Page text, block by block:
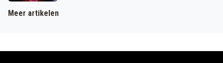
Meer artikelen